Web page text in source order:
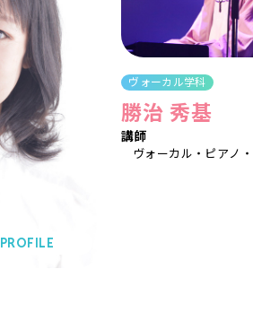
PROFILE
ヴォーカル学科
勝治 秀基
講師
ヴォーカル ピアノ